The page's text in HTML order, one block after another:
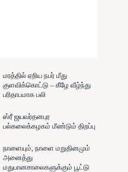
மரத்தில் ஏறிய நபர் மீது
குளவிக்கொட்டு – கீழே வீழ்ந்து
பரிதாபமாக பலி
ஸ்ரீ ஜயவர்தனபுர
பல்கலைக்கழகம் மீண்டும் திறப்பு
நாளையும், நாளை மறுதினமும்
அனைத்து
மதுபானசாலைகளுக்கும் பூட்டு